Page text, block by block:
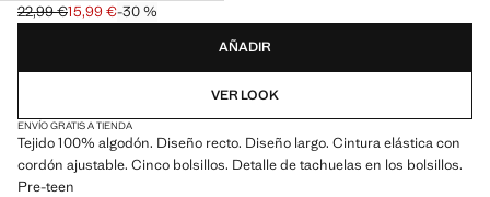
Precio inicial tachado [22,99 € ]
22,99 €
Precio actual [15,99 € ]
15,99 €-30 %
AÑADIR
VER LOOK
ENVÍO GRATIS A TIENDA
Tejido 100% algodón. Diseño recto. Diseño largo. Cintura elástica con
cordón ajustable. Cinco bolsillos. Detalle de tachuelas en los bolsillos.
Pre-teen